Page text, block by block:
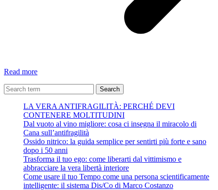
Read moreGrazie
Gina
il
gruppo
su
facebook
Search
LA VERA ANTIFRAGILITÀ: PERCHÉ DEVI
CONTENERE MOLTITUDINI
Dal vuoto al vino migliore: cosa ci insegna il miracolo di
Cana sull’antifragilità
Ossido nitrico: la guida semplice per sentirti più forte e sano
dopo i 50 anni
Trasforma il tuo ego: come liberarti dal vittimismo e
abbracciare la vera libertà interiore
Come usare il tuo Tempo come una persona scientificamente
intelligente: il sistema Dis/Co di Marco Costanzo